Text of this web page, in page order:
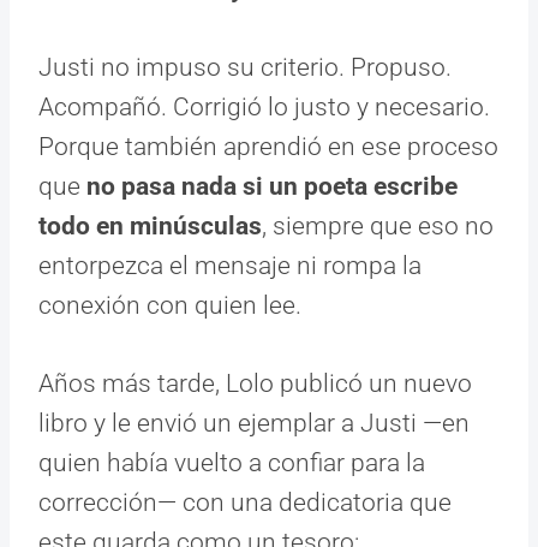
Justi no impuso su criterio. Propuso.
Acompañó. Corrigió lo justo y necesario.
Porque también aprendió en ese proceso
que no pasa nada si un poeta escribe
todo en minúsculas, siempre que eso no
entorpezca el mensaje ni rompa la
conexión con quien lee.
Años más tarde, Lolo publicó un nuevo
libro y le envió un ejemplar a Justi —en
quien había vuelto a confiar para la
corrección— con una dedicatoria que